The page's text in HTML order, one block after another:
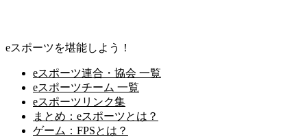
eスポーツを堪能しよう！
eスポーツ連合・協会 一覧
eスポーツチーム 一覧
eスポーツリンク集
まとめ：eスポーツとは？
ゲーム：FPSとは？